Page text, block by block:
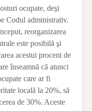
ocupate, deşi
Codul administrativ.
reorganizarea
este posibilă şi
acestui procent de
înseamnă că atunci
care ar fi
locală la 20%, să
de 30%. Aceste